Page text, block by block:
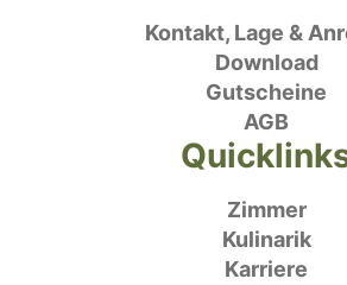
Kontakt, Lage &
Download
Gutscheine
AGB
Zimmer
Kulinarik
Karriere